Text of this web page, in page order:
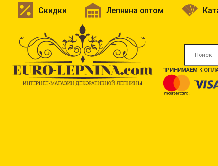
Скидки Лепнина оптом
ПРИНИМАЕМ К